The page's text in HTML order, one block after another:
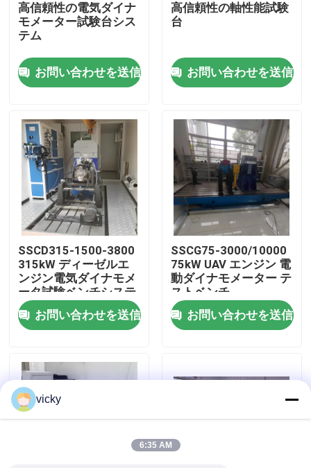
家へ
わたしたち に つい て
工場 ツアー
連絡 ください
ニュース
事件
トルクの力量計
高信頼性の電気ダイナ
モメーター試験台シス
テム
お問い合わせを送信
高信頼性の軸性能試験
台
お問い合わせを送信
SSCD315-1500-3800
315kW ディーゼルエ
ンジン電気ダイナモメ
ータ試験ベンチシステ
ム
お問い合わせを送信
SSCG75-3000/10000
75kW UAV エンジン 電
動ダイナモメーター テ
ストベンチ
お問い合わせを送信
vicky
6:35 AM